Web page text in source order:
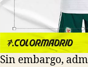
Sin embargo,